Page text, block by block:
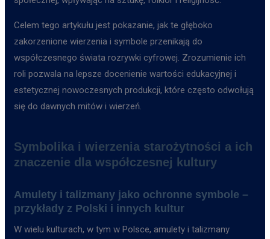
Celem tego artykułu jest pokazanie, jak te głęboko
zakorzenione wierzenia i symbole przenikają do
współczesnego świata rozrywki cyfrowej. Zrozumienie ich
roli pozwala na lepsze docenienie wartości edukacyjnej i
estetycznej nowoczesnych produkcji, które często odwołują
się do dawnych mitów i wierzeń.
Symbolika i wierzenia starożytności a ich
znaczenie dla współczesnej kultury
Amulety i talizmany jako ochronne symbole –
przykłady z Polski i innych kultur
W wielu kulturach, w tym w Polsce, amulety i talizmany